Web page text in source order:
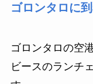
ゴロンタロに
ゴロンタロの空
ビースのランチ